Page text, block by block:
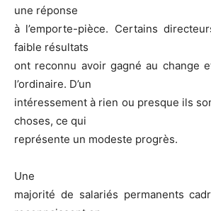
une réponse
à l’emporte-pièce. Certains
faible résultats
ont reconnu avoir gagné au change
l’ordinaire. D’un
intéressement à rien ou presque ils
choses, ce qui
représente un modeste progrès.
Une
majorité de salariés permanents